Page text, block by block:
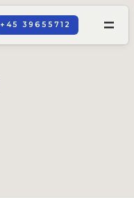
+45 39655712